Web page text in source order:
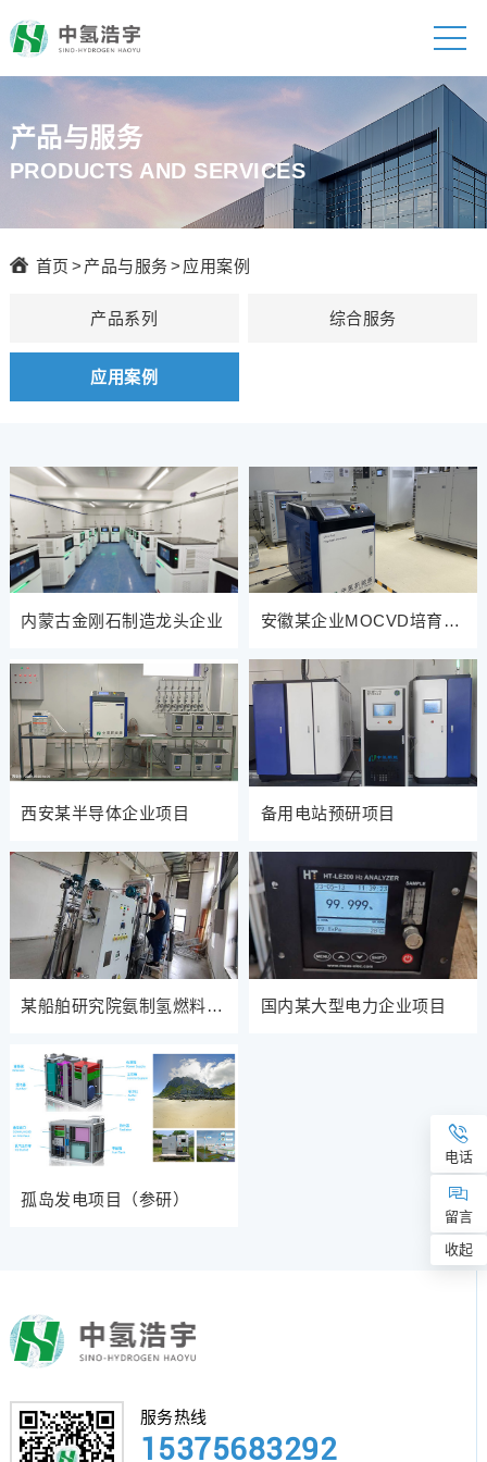
产品与服务
PRODUCTS AND SERVICES
首页 > 产品与服务> 应用案例
产品系列 综合服务
应用案例
内蒙古金刚石制造龙头企业
安徽某企业MOCVD培育钻
西安某半导体企业项目 备用电站预研项目
某船舶研究院氨制氢燃料电
国内某大型电力企业项目
孤岛发电项目（参研）
服务热线
15375683292
电话
留言
收起